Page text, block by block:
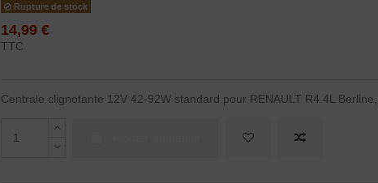
Rupture de stock
14,99 €
TTC
Centrale clignotante 12V 42-92W standard pour RENAULT R4 4L